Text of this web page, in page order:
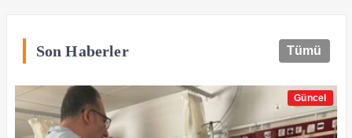
Son Haberler Tümü
Güncel